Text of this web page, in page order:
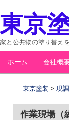
東京
家と公共物の塗り替え
メインメニュー
コ
ホーム 会社概
東京塗装 >現
作業現場（